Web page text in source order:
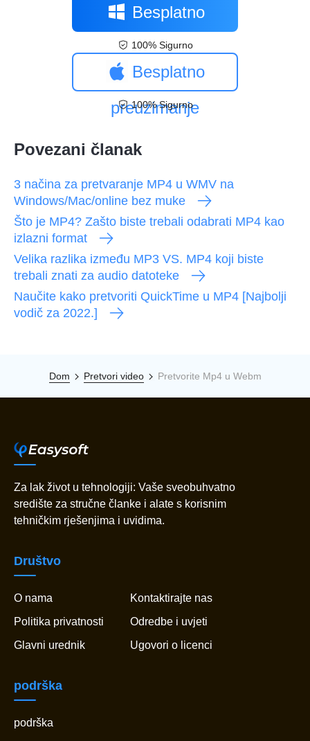
Besplatno
preuzimanje
100% Sigurno
Besplatno
preuzimanje
100% Sigurno
Povezani članak
3 načina za pretvaranje MP4 u WMV na
Windows/Mac/online bez muke
Što je MP4? Zašto biste trebali odabrati MP4 kao
izlazni format
Velika razlika između MP3 VS. MP4 koji biste
trebali znati za audio datoteke
Naučite kako pretvoriti QuickTime u MP4 [Najbolji
vodič za 2022.]
Dom Pretvori video Pretvorite Mp4 u Webm
Za lak život u tehnologiji: Vaše sveobuhvatno
središte za stručne članke i alate s korisnim
tehničkim rješenjima i uvidima.
Društvo
O nama
Kontaktirajte nas
Politika privatnosti
Odredbe i uvjeti
Glavni urednik
Ugovori o licenci
podrška
podrška